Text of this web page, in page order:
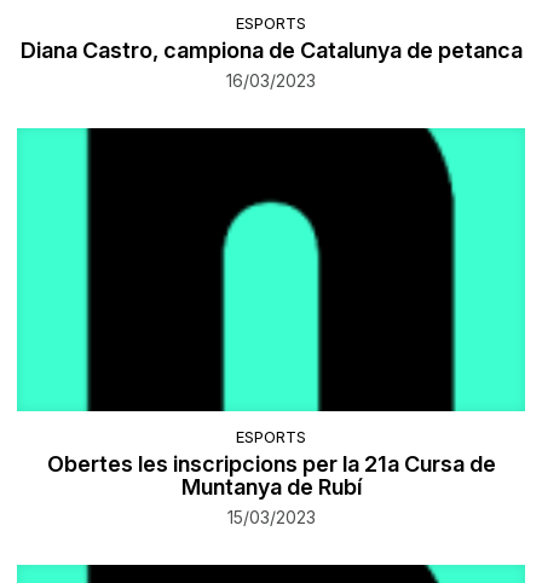
ESPORTS
Diana Castro, campiona de Catalunya de petanca
16/03/2023
ESPORTS
Obertes les inscripcions per la 21a Cursa de
Muntanya de Rubí
15/03/2023